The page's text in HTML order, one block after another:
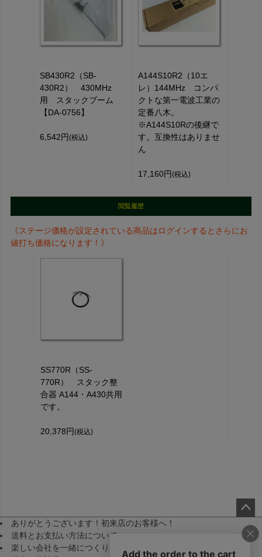
SB430R2（SB-
430R2） 430MHz
用 スタックブーム
【DA-0756】
6,542円 (税込)
A144S10R2（10エ
レ）144MHz コンパ
クトな第一電波工業の
定番八木。
※A144S10Rの後継で
す。互換性はありませ
ん
17,160円 (税込)
閲覧履歴
《ステージ価格が設定されている商品はログインするとさらにお
値打ち価格になります！》
SS770R（SS-
770R） スタック整
合器 A144・A430共用
です。
20,378円 (税込)
ペー
ジト
ありがとうございます！初来店のお客様へ！
送料とお支払い方法について
楽しい会社を一緒につくりませんか！（採用）